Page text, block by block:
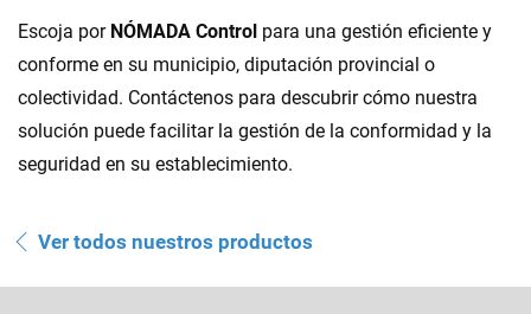
Escoja por NÓMADA Control para una gestión eficiente y
conforme en su municipio, diputación provincial o
colectividad. Contáctenos para descubrir cómo nuestra
solución puede facilitar la gestión de la conformidad y la
seguridad en su establecimiento.
Ver todos nuestros productos